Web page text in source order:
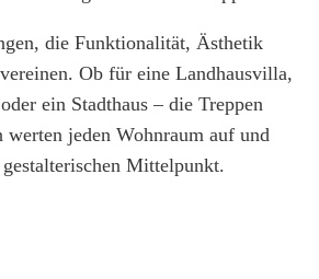
die Funktionalität, Ästhetik
Ob für eine Landhausvilla,
ein Stadthaus – die Treppen
werten jeden Wohnraum auf und
Mittelpunkt.